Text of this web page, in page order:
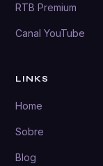
RTB Premium
Canal YouTube
LINKS
Home
Sobre
Blog